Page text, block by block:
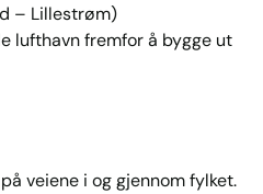
– Lillestrøm)
lufthavn fremfor å bygge ut
veiene i og gjennom fylket.